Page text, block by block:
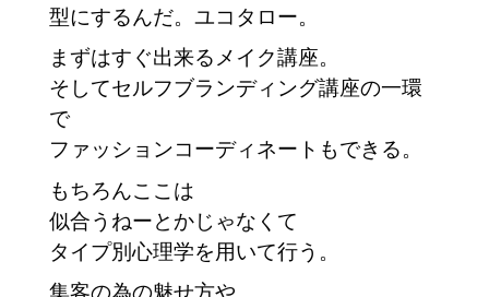
型にするんだ。ユコタロー。
まずはすぐ出来るメイク講座。
そしてセルフブランディング講座の一環
で
ファッションコーディネートもできる。
もちろんここは
似合うねーとかじゃなくて
タイプ別心理学を用いて行う。
集客の為の魅せ方や